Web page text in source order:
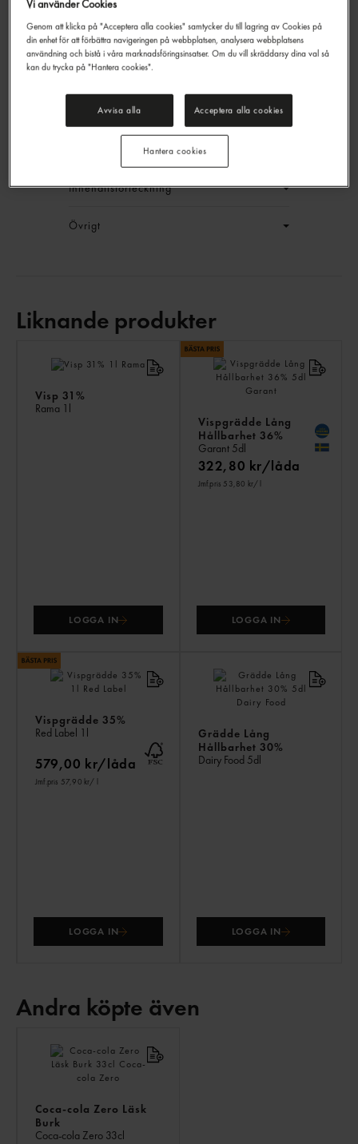
Vegetop Visp
Debic1l
LOGGA IN
Generell produktinfo
Innehållsförteckning
Övrigt
Liknande produkter
Visp 31%
Rama 1l
LOGGA IN
Vispgrädde Lång
Hållbarhet 36%
Garant 5dl
322,80 kr/låda
Jmf.pris 53,80 kr/ l
LOGGA IN
Vispgrädde 35%
Red Label 1l
579,00 kr/låda
Jmf.pris 57,90 kr/ l
LOGGA IN
Grädde Lång
Hållbarhet 30%
Dairy Food 5dl
LOGGA IN
Andra köpte även
Coca-cola Zero Läsk
Burk
Coca-cola Zero 33cl
Vi använder Cookies
Genom att klicka på "Acceptera alla cookies" samtycker du till lagring av Cookies på
din enhet för att förbättra navigeringen på webbplatsen, analysera webbplatsens
användning och bistå i våra marknadsföringsinsatser. Om du vill skräddarsy dina val så
kan du trycka på "Hantera cookies".
Avvisa alla Acceptera alla cookies
Hantera cookies